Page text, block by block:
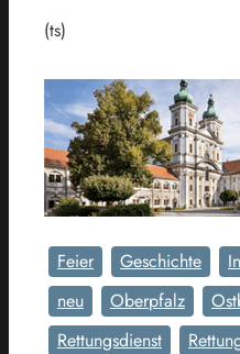
(ts)
Feier Geschichte
neu
Oberpfalz
Rettungsdienst